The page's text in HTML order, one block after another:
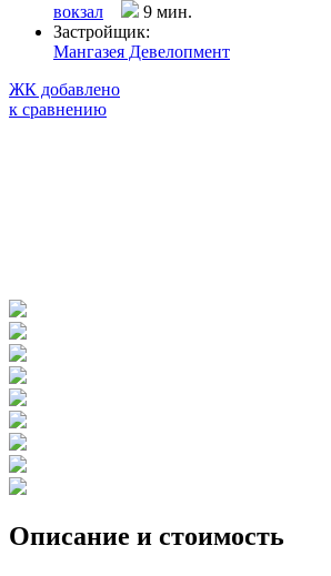
вокзал
9 мин.
Застройщик:
Мангазея Девелопмент
ЖК добавлено
к сравнению
Описание и стоимость